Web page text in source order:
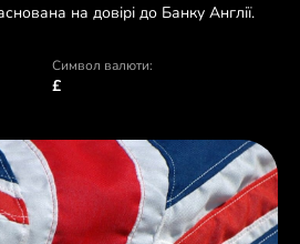
на довірі до Банку Англії.
Символ валюти:
£